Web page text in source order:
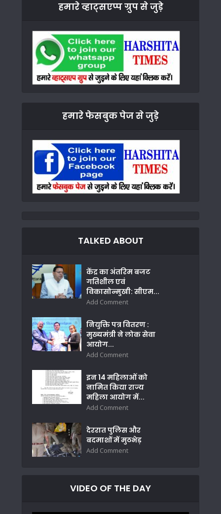
हमारे व्हाट्सएप्प ग्रुप से जुड़े
हमारे फेसबुक पेज से जुड़े
TALKED ABOUT
केंद्र का अंतरिम बजट
गतिशील एवं
विकासोन्मुखी: सीएम...
Add Comment
नियुक्ति पत्र वितरण :
मुख्यमंत्री ने लोक सेवा
आयोग...
Add Comment
इन 14 महिलाओं को
नामित किया राज्य
महिला आयोग में...
Add Comment
देररात पुलिस और
बदमाशों में मुठभेड़
Add Comment
VIDEO OF THE DAY